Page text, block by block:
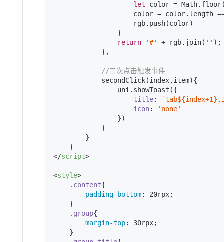
let color = Math
color = color.length
                    rgb.push(color)
                }
return
'#' + rgb.join( '' );
            },
//二次点击触发事件
            secondClick(index,item){
                uni.showToast({
title: `tab${index+1} ,
icon:
'none'
                })
            }
        }
</script>
<style>
.content{
padding-bottom: 20rpx;
    }
.group{
margin-top: 30rpx;
    }